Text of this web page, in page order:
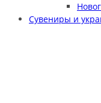
Сувениры и